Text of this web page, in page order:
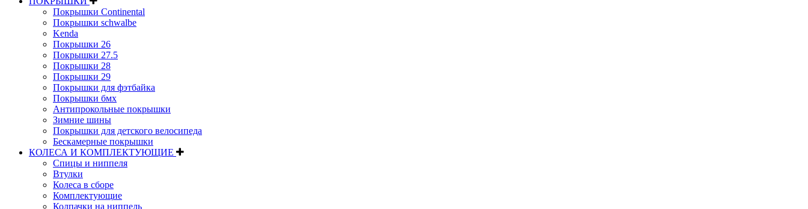
Покрышки Continental
Покрышки schwalbe
Kenda
Покрышки 26
Покрышки 27.5
Покрышки 28
Покрышки 29
Покрышки для фэтбайка
Покрышки бмх
Антипрокольные покрышки
Зимние шины
Покрышки для детского велосипеда
Бескамерные покрышки
КОЛЕСА И КОМПЛЕКТУЮЩИЕ
Спицы и ниппеля
Втулки
Колеса в сборе
Комплектующие
Колпачки на ниппель